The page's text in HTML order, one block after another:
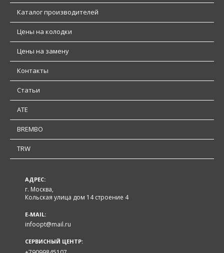
Каталог производителей
Цены на колодки
Цены на замену
Контакты
Статьи
ATE
BREMBO
TRW
АДРЕС:
г. Москва,
Кольская улица дом 14 строение 4
E-MAIL:
infoopt@mail.ru
СЕРВИСНЫЙ ЦЕНТР: